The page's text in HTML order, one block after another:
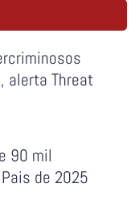
alerta Threat
90 mil
de 2025